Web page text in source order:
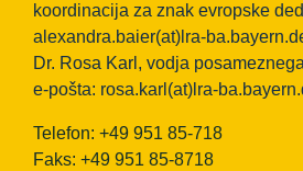
koordinacija za znak evropske
alexandra.baier(at)lra-
Dr. Rosa Karl, vodja
e-pošta: rosa.karl(at)lra-
Telefon: +49 951 85-718
Faks: +49 951 85-8718